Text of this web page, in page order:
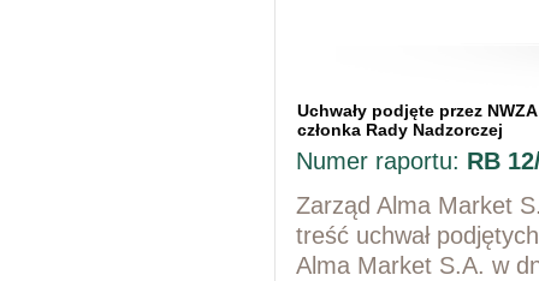
Uchwały podjęte przez
członka Rady Nadzorczej
Numer raportu: RB
Zarząd Alma Market
treść uchwał
Alma Market S.A. w